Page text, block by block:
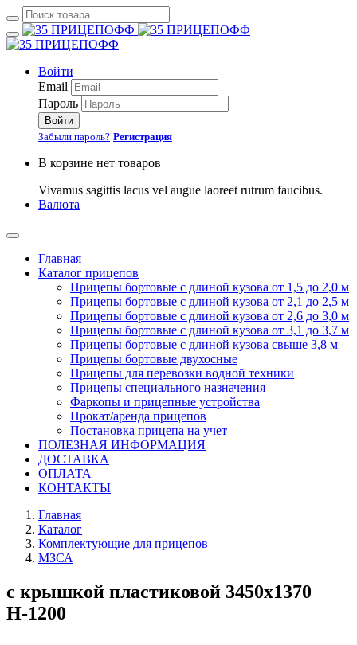
Войти
Email
Пароль
Войти
Забыли пароль? Регистрация
В корзине нет товаров
Vivamus sagittis lacus vel augue laoreet rutrum faucibus.
Валюта
Главная
Каталог прицепов
Прицепы бортовые с длиной кузова от 1,5 до 2,0 м
Прицепы бортовые с длиной кузова от 2,1 до 2,5 м
Прицепы бортовые с длиной кузова от 2,6 до 3,0 м
Прицепы бортовые с длиной кузова от 3,1 до 3,7 м
Прицепы бортовые с длиной кузова свыше 3,8 м
Прицепы бортовые двухосные
Прицепы для перевозки водной техники
Прицепы специального назначения
Фаркопы и прицепные устройства
Прокат/аренда прицепов
Постановка прицепа на учет
ПОЛЕЗНАЯ ИНФОРМАЦИЯ
ДОСТАВКА
ОПЛАТА
КОНТАКТЫ
Главная
Каталог
Комплектующие для прицепов
МЗСА
с крышкой пластиковой 3450х1370
Н-1200